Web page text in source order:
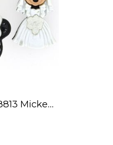
Boton Decorativo 8813 Mickey An Minnie Wedding Boda